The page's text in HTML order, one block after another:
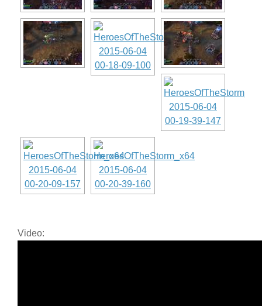
Video: